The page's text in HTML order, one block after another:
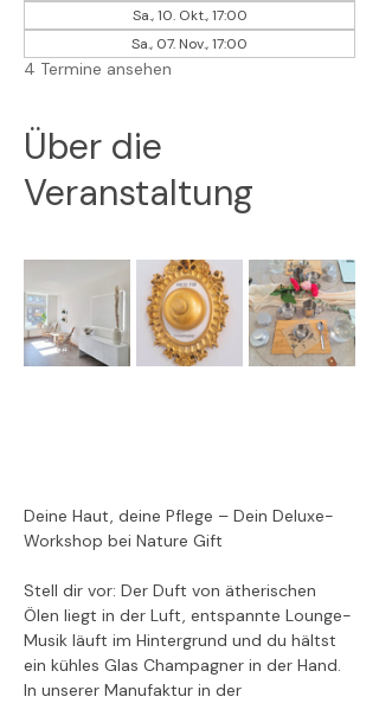
Sa., 10. Okt., 17:00
Sa., 07. Nov., 17:00
4 Termine ansehen
Über die
Veranstaltung
Deine Haut, deine Pflege – Dein Deluxe-
Workshop bei Nature Gift
Stell dir vor: Der Duft von ätherischen
Ölen liegt in der Luft, entspannte Lounge-
Musik läuft im Hintergrund und du hältst
ein kühles Glas Champagner in der Hand.
In unserer Manufaktur in der